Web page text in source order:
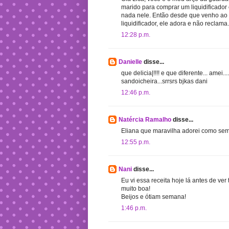
marido para comprar um
nada nele. Então desde que venho
liquidificador, ele adora e não
12:28 p.m.
Danielle disse...
que delicia|!!!! e que diferente...
sandoicheira...srrsrs bjkas dani
12:46 p.m.
Natércia Ramalho disse...
Eliana que maravilha adorei como
12:55 p.m.
Nani disse...
Eu vi essa receita hoje lá antes de
muito boa!
Beijos e ótiam semana!
1:46 p.m.